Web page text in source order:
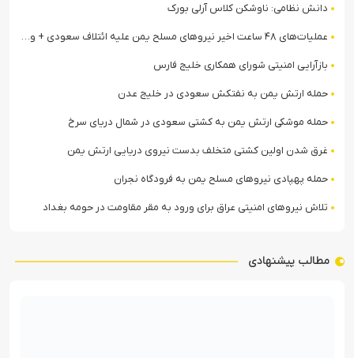
دانش نظامی: ناوشکن کلاس آرلی بورک
عملیات‌های ۴۸ ساعت اخیر نیروهای مسلح یمن علیه ائتلاف سعودی + ویدیو
بازآرایی امنیتی شورای همکاری خلیج فارس
حمله ارتش یمن به نفتکش سعودی در خلیج عدن
حمله موشکی ارتش یمن به کشتی سعودی در شمال دریای سرخ
غرق شدن اولین کشتی متخلف بدست نیروی دریایی ارتش یمن
حمله پهپادی نیروهای مسلح یمن به فرودگاه نجران
تلاش نیروهای امنیتی عراق برای ورود به مقر مقاومت در حومه بغداد
مطالب پیشنهادی